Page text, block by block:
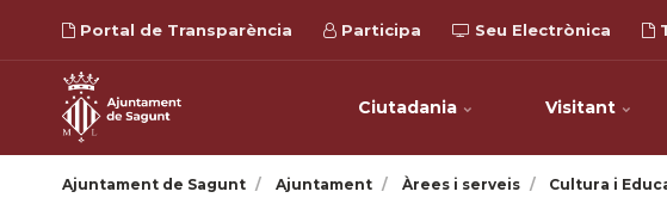
Portal de Transparència Participa Seu Electrònica
Ciutadania Visitant
Ajuntament de Sagunt Ajuntament Àrees i serveis Cultura i